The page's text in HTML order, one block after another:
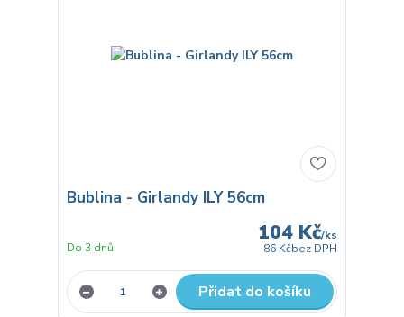
Bublina - Girlandy ILY 56cm
104 Kč/ks
86 Kčbez DPH
Do 3 dnů
Přidat do košíku